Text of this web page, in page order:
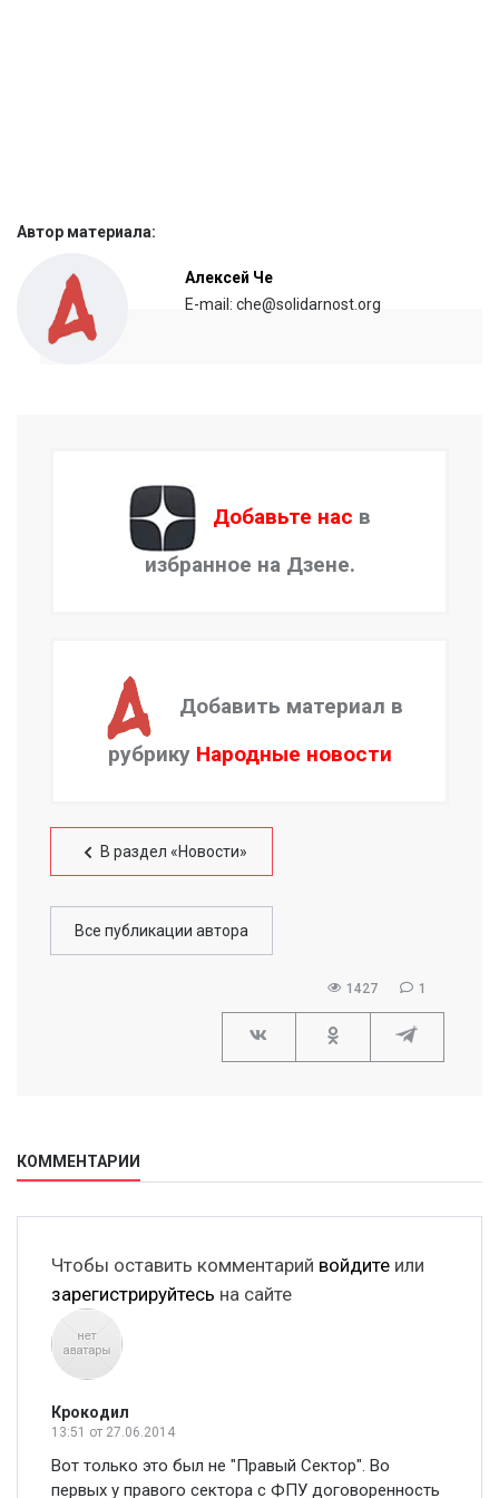
Автор материала:
Алексей Че
E-mail: che@solidarnost.org
Добавьте нас в
избранное на Дзене.
Добавить материал в
рубрику Народные новости
В раздел «Новости»
Все публикации автора
1427 1
КОММЕНТАРИИ
Чтобы оставить комментарий войдите или
зарегистрируйтесь на сайте
Крокодил
13:51 от 27.06.2014
Вот только это был не "Правый Сектор". Во
первых у правого сектора с ФПУ договоренность